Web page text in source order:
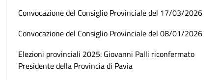
Convocazione del Consiglio Provinciale del 17/03/2026
Convocazione del Consiglio Provinciale del 08/01/2026
Elezioni provinciali 2025: Giovanni Palli riconfermato
Presidente della Provincia di Pavia